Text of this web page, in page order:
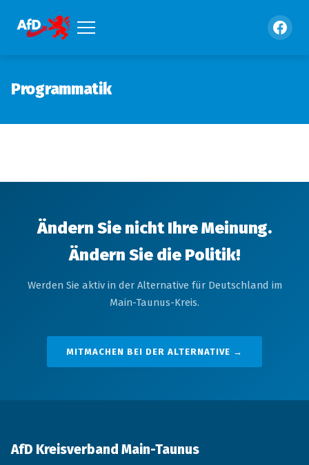
Programmatik
Ändern Sie nicht Ihre Meinung.
Ändern Sie die Politik!
Werden Sie aktiv in der Alternative für Deutschland im
Main-Taunus-Kreis.
MITMACHEN BEI DER ALTERNATIVE →
AfD Kreisverband Main-Taunus